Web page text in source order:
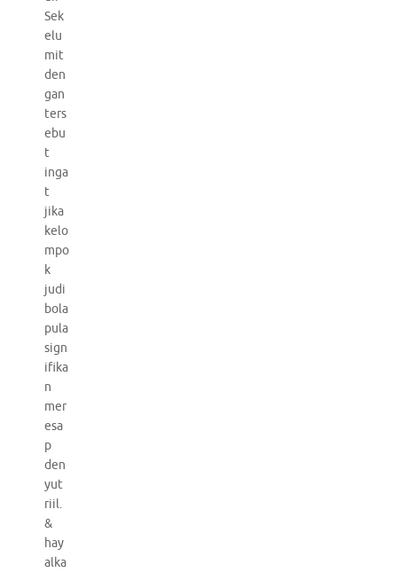
Sek
elu
mit
den
gan
ters
ebu
t
inga
t
jika
kelo
mpo
k
judi
bola
pula
sign
ifika
n
mer
esa
p
den
yut
riil.
&
hay
alka